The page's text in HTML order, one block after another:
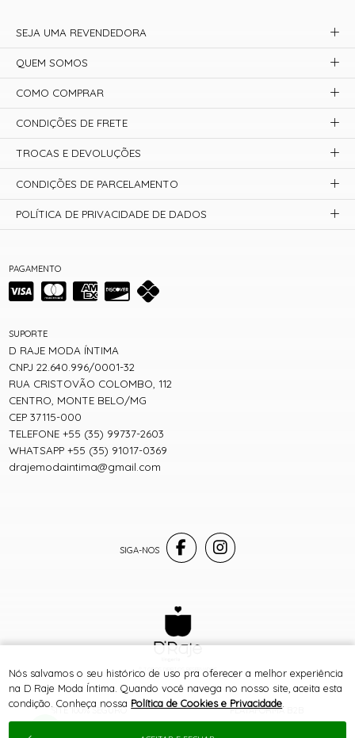
PAGAMENTO
SITE 100% SEGURO PLATAFORMA B2B
SUPORTE
D RAJE MODA ÍNTIMA
CNPJ 22.640.996/0001-32
RUA CRISTOVÃO COLOMBO, 112
CENTRO, MONTE BELO/MG
CEP 37115-000
TELEFONE +55 (35) 99737-2603
WHATSAPP +55 (35) 91017-0369
drajemodaintima@gmail.com
SEJA UMA REVENDEDORA
QUEM SOMOS
COMO COMPRAR
CONDIÇÕES DE FRETE
TROCAS E DEVOLUÇÕES
CONDIÇÕES DE PARCELAMENTO
POLÍTICA DE PRIVACIDADE DE DADOS
® TODOS DIREITOS RESERVADOS
Nós salvamos o seu histórico de uso pra oferecer a melhor experiência
na D Raje Moda Íntima. Quando você navega no nosso site, aceita esta
condição. Conheça nossa Política de Cookies e Privacidade